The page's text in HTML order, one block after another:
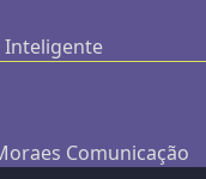
Comunicação